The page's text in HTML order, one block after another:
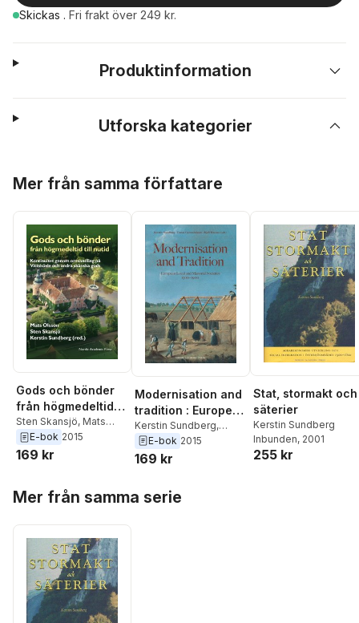
Skickas . Fri frakt över 249 kr.
Produktinformation
Utforska kategorier
Mer från samma författare
Gods och bönder
från högmedeltid
till nutid :
kontinuitet genom
omvandling på
andra skånska
gods
Sten Skansjö, Mats
Olsson,Kerstin
Sundberg
E-bok 2015
169 kr
Modernisation and
tradition : European
local and manorial
societies
Kerstin Sundberg,
Tomas Germundsson
Kjell Hansen
E-bok 2015
169 kr
Stat, stormakt och
säterier
Kerstin Sundberg
Inbunden, 2001
255 kr
Mer från samma serie